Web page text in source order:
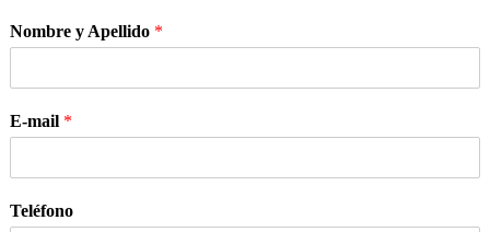
Nombre y Apellido *
E-mail *
Teléfono